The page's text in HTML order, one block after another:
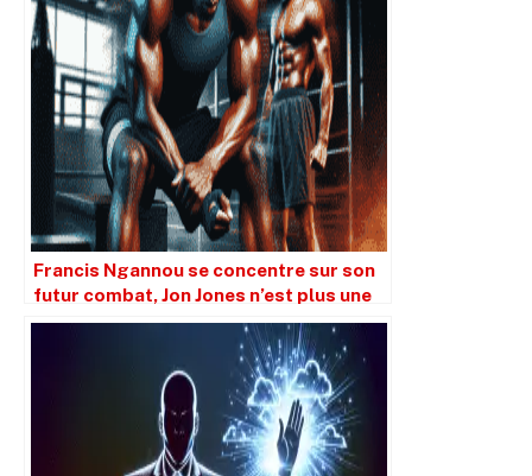
Francis Ngannou se concentre sur son
futur combat, Jon Jones n’est plus une
priorité